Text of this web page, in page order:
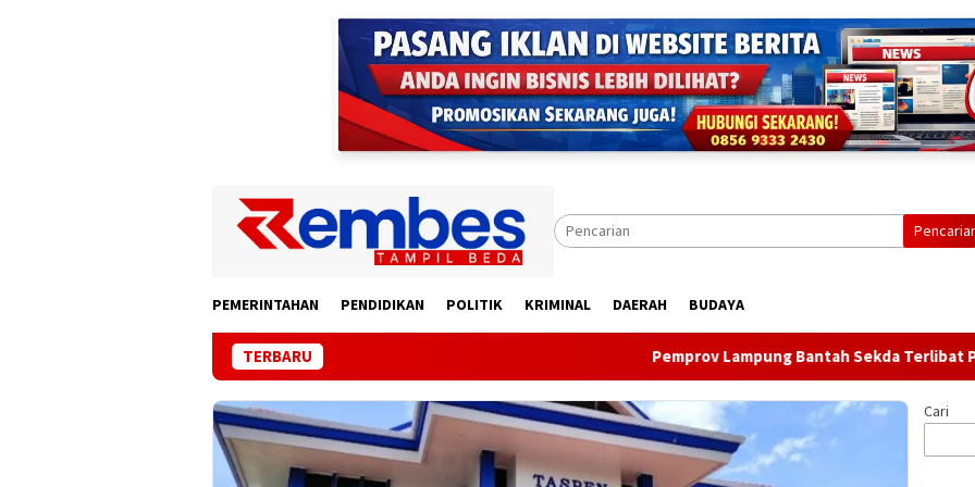
PEMERINTAHAN PENDIDIKAN POLITIK KRIMINAL DAERAH BUDAYA
TERBARU Pemprov Lampung Bantah Sekda Terlibat Peralihan
Cari